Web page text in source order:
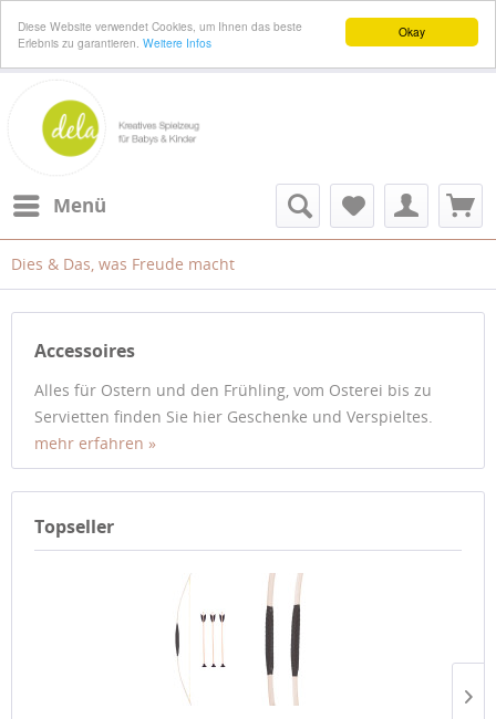
Okay
Diese Website verwendet Cookies, um Ihnen das beste
Erlebnis zu garantieren. Weitere Infos
Menü
Dies & Das, was Freude macht
Accessoires
Alles für Ostern und den Frühling, vom Osterei bis zu
Servietten finden Sie hier Geschenke und Verspieltes.
mehr erfahren »
Topseller